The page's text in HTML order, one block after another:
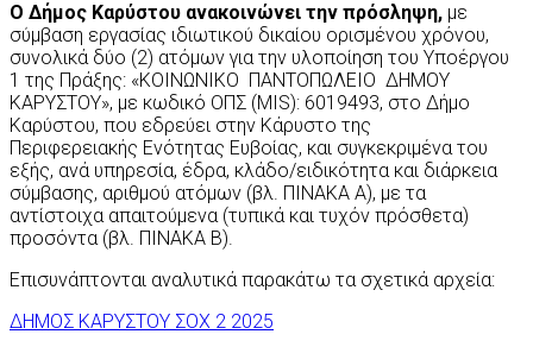
Ο Δήμος Καρύστου ανακοινώνει την πρόσληψη, με
σύμβαση εργασίας ιδιωτικού δικαίου ορισμένου χρόνου,
συνολικά δύο (2) ατόμων για την υλοποίηση του Υποέργου
1 της Πράξης: «ΚΟΙΝΩΝΙΚΟ ΠΑΝΤΟΠΩΛΕΙΟ ΔΗΜΟΥ
ΚΑΡΥΣΤΟΥ», με κωδικό ΟΠΣ (MIS): 6019493, στο Δήμο
Καρύστου, που εδρεύει στην Κάρυστο της
Περιφερειακής Ενότητας Ευβοίας, και συγκεκριμένα του
εξής, ανά υπηρεσία, έδρα, κλάδο/ειδικότητα και διάρκεια
σύμβασης, αριθμού ατόμων (βλ. ΠΙΝΑΚΑ Α), με τα
αντίστοιχα απαιτούμενα (τυπικά και τυχόν πρόσθετα)
προσόντα (βλ. ΠΙΝΑΚΑ Β).
Επισυνάπτονται αναλυτικά παρακάτω τα σχετικά αρχεία:
ΔΗΜΟΣ ΚΑΡΥΣΤΟΥ ΣΟΧ 2 2025